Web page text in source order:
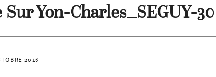
2016
Yon-Charles_SEGUY-30